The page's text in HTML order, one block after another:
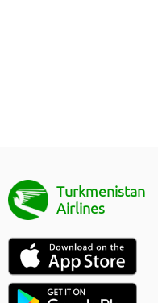
Turkmenistan
Airlines